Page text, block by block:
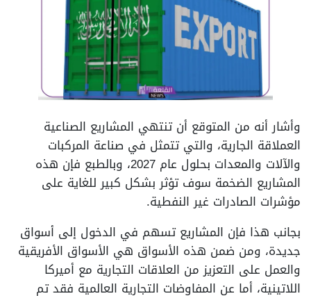
وأشار أنه من المتوقع أن تنتهي المشاريع الصناعية
العملاقة الجارية، والتي تتمثل في صناعة المركبات
والآلات والمعدات بحلول عام 2027، وبالطبع فإن هذه
المشاريع الضخمة سوف تؤثر بشكل كبير للغاية على
مؤشرات الصادرات غير النفطية.
بجانب هذا فإن المشاريع تسهم في الدخول إلى أسواق
جديدة، ومن ضمن هذه الأسواق هي الأسواق الأفريقية
والعمل على التعزيز من العلاقات التجارية مع أميركا
اللاتينية، أما عن المفاوضات التجارية العالمية فقد تم